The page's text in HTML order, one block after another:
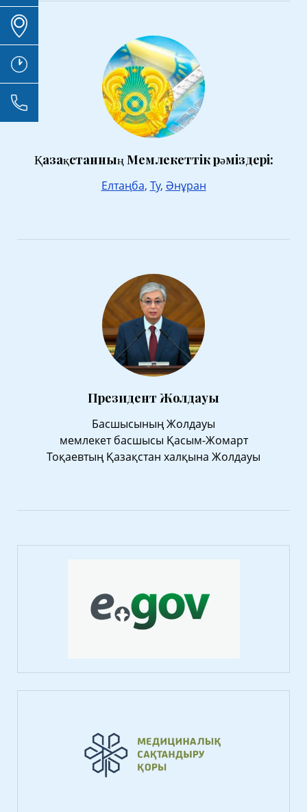
Қазақстанның Мемлекеттік рәміздері:
Елтаңба, Ту, Әнұран
Президент Жолдауы
Басшысының Жолдауы
мемлекет басшысы Қасым-Жомарт
Тоқаевтың Қазақстан халқына Жолдауы